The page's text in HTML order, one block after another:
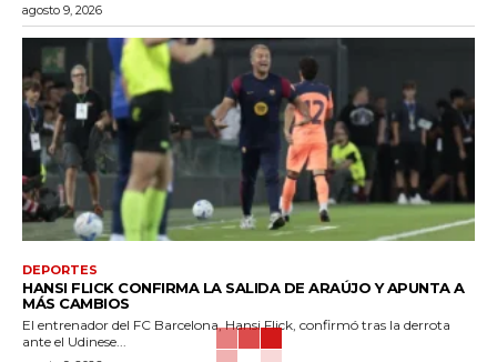
agosto 9, 2026
DEPORTES
HANSI FLICK CONFIRMA LA SALIDA DE ARAÚJO Y APUNTA A
MÁS CAMBIOS
El entrenador del FC Barcelona, Hansi Flick, confirmó tras la derrota
ante el Udinese...